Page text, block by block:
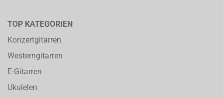
TOP KATEGORIEN
Konzertgitarren
Westerngitarren
E-Gitarren
Ukulelen